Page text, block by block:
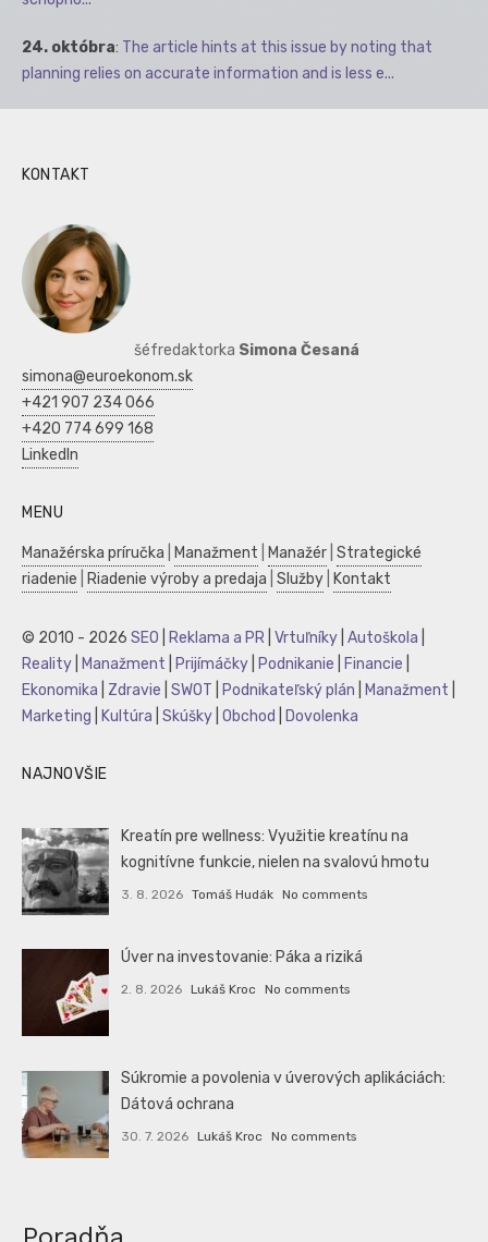
24. októbra: The article hints at this issue by noting that
planning relies on accurate information and is less e...
KONTAKT
šéfredaktorka Simona Česaná
simona@euroekonom.sk
+421 907 234 066
+420 774 699 168
LinkedIn
MENU
Manažérska príručka Manažment Manažér Strategické
riadenie
Riadenie výroby a predaja Služby Kontakt
© 2010 - 2026 SEO Reklama a PR Vrtuľníky Autoškola
Reality
Manažment Prijímáčky Podnikanie Financie
Ekonomika
Zdravie SWOT Podnikateľský plán Manažment
Marketing
Kultúra Skúšky Obchod Dovolenka
NAJNOVŠIE
Kreatín pre wellness: Využitie kreatínu na
kognitívne funkcie, nielen na svalovú hmotu
3. 8. 2026 Tomáš Hudák No comments
Úver na investovanie: Páka a riziká
2. 8. 2026 Lukáš Kroc No comments
Súkromie a povolenia v úverových aplikáciách:
Dátová ochrana
30. 7. 2026 Lukáš Kroc No comments